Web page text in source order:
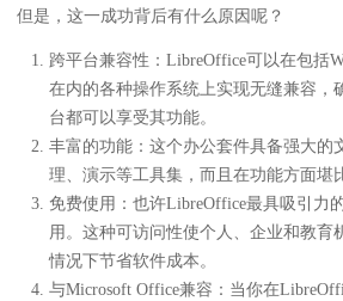
但是，这一成功背后有什么原因呢？
跨平台兼容性：LibreOffice可以在包括
在内的各种操作系统上实现无缝兼容，
台都可以享受其功能。
丰富的功能：这个办公套件具备强大的
理、演示等工具集，而且在功能方面堪
免费使用：也许LibreOffice最具吸引力
用。这种可访问性使个人、企业和教育
情况下节省软件成本。
与Microsoft Office兼容：当你在